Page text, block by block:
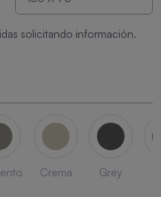
solicitando información.
Crema Grey